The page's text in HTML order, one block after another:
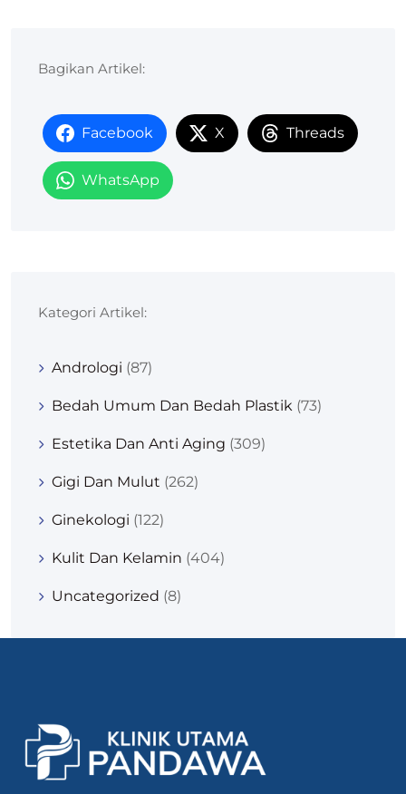
Bagikan Artikel:
Facebook X Threads
WhatsApp
Kategori Artikel:
Andrologi (87)
Bedah Umum Dan Bedah Plastik (73)
Estetika Dan Anti Aging (309)
Gigi Dan Mulut (262)
Ginekologi (122)
Kulit Dan Kelamin (404)
Uncategorized (8)